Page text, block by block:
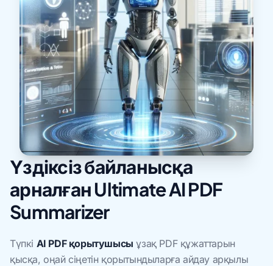
Үздіксіз байланысқа
арналған Ultimate AI PDF
Summarizer
Түпкі AI PDF қорытушысы ұзақ PDF құжаттарын
қысқа, оңай сіңетін қорытындыларға айдау арқылы